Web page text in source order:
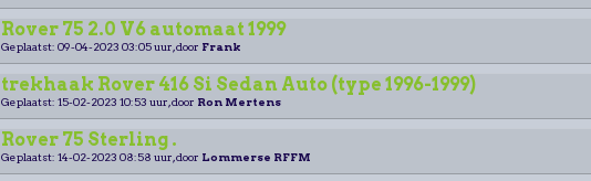
Rover 75 2.0 V6 automaat 1999
Geplaatst: 09-04-2023 03:05 uur, door Frank
trekhaak Rover 416 Si Sedan Auto (type 1996-1999)
Geplaatst: 15-02-2023 10:53 uur, door Ron Mertens
Rover 75 Sterling .
Geplaatst: 14-02-2023 08:58 uur, door Lommerse RFFM